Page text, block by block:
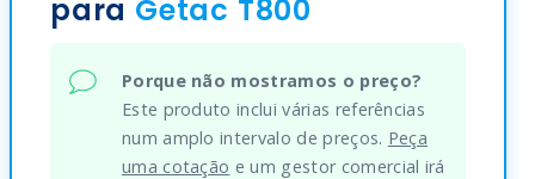
para Getac T800
Porque não mostramos o preço?
Este produto inclui várias referências
num amplo intervalo de preços. Peça
uma cotação e um gestor comercial irá